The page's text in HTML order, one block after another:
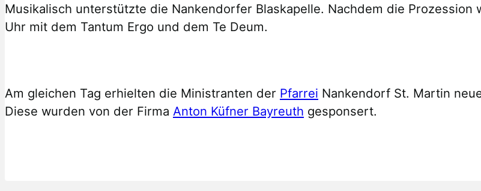
Musikalisch unterstützte die Nankendorfer Blaskapelle. Nachdem die
Uhr mit dem Tantum Ergo und dem Te Deum.
Am gleichen Tag erhielten die Ministranten der Pfarrei Nankendorf St. Martin
Diese wurden von der Firma Anton Küfner Bayreuth gesponsert.